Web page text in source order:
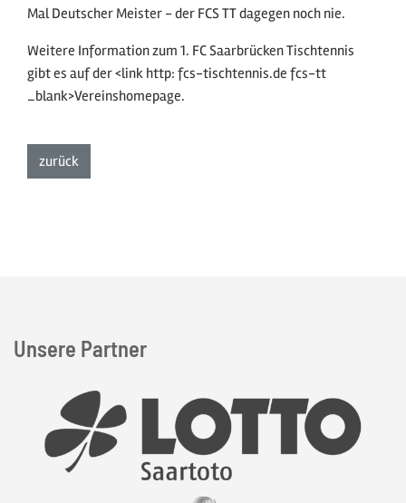
Mal Deutscher Meister - der FCS TT dagegen noch nie.
Weitere Information zum 1. FC Saarbrücken Tischtennis
gibt es auf der <link http: fcs-tischtennis.de fcs-tt
_blank>Vereinshomepage.
zurückzur Listenansicht
Unsere Partner